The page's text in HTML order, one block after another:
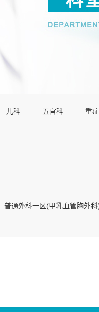
儿科 五官科 重
普通外科一区(甲乳血管胸外科